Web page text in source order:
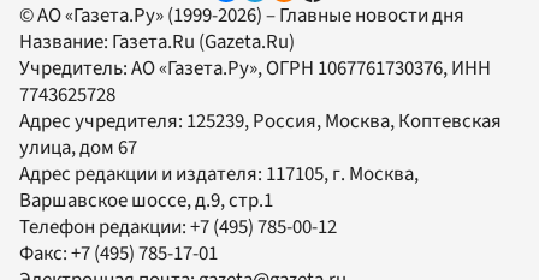
© АО «Газета.Ру» (1999-2026) – Главные новости дня
Название: Газета.Ru (Gazeta.Ru)
Учредитель:АО «Газета.Ру», ОГРН 1067761730376, ИНН
7743625728
Адрес учредителя: 125239, Россия, Москва, Коптевская
улица, дом 67
Адрес редакции и издателя: 117105, г. Москва,
Варшавское шоссе, д.9, стр.1
Телефон редакции:+7 (495) 785-00-12
Факс:+7 (495) 785-17-01